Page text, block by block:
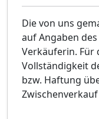
Die von uns
auf Angaben
Verkäuferin. Für
Vollständigkeit
bzw. Haftung